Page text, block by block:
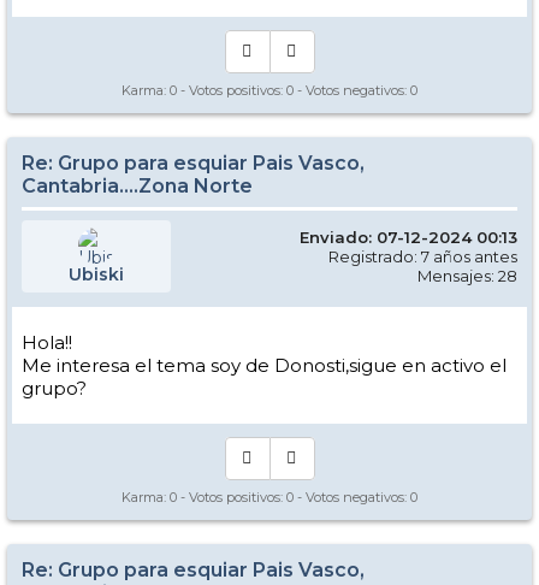
Karma: 0 - Votos positivos: 0 - Votos negativos: 0
Re: Grupo para esquiar Pais Vasco,
Cantabria....Zona Norte
Ubiski
Enviado: 07-12-2024 00:13
Registrado: 7 años antes
Mensajes: 28
Hola!!
Me interesa el tema soy de Donosti,sigue en activo el
grupo?
Karma: 0 - Votos positivos: 0 - Votos negativos: 0
Re: Grupo para esquiar Pais Vasco,